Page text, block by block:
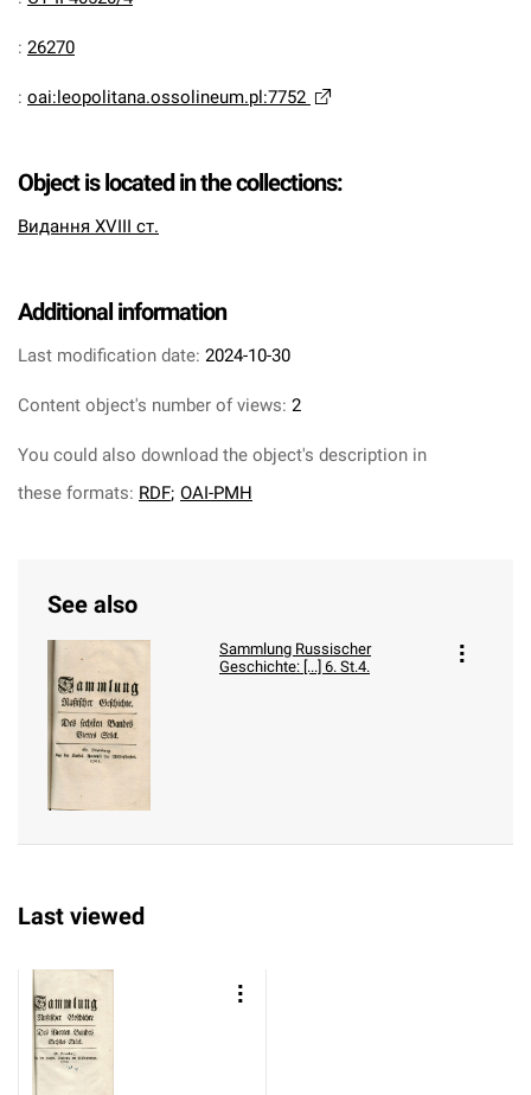
: 26270
: oai:leopolitana.ossolineum.pl:7752
Object is located in the collections:
Видання XVIII ст.
Additional information
Last modification date: 2024-10-30
Content object's number of views: 2
You could also download the object's description in
these formats: RDF; OAI-PMH
See also
Sammlung Russischer
Geschichte: [...] 6. St.4.
Last viewed